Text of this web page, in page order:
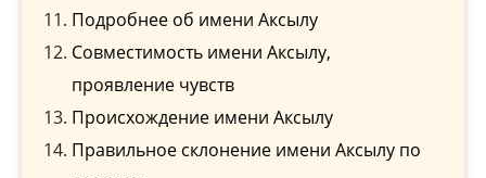
Подробнее об имени Аксылу
Совместимость имени Аксылу,
проявление чувств
Происхождение имени Аксылу
Правильное склонение имени Аксылу по